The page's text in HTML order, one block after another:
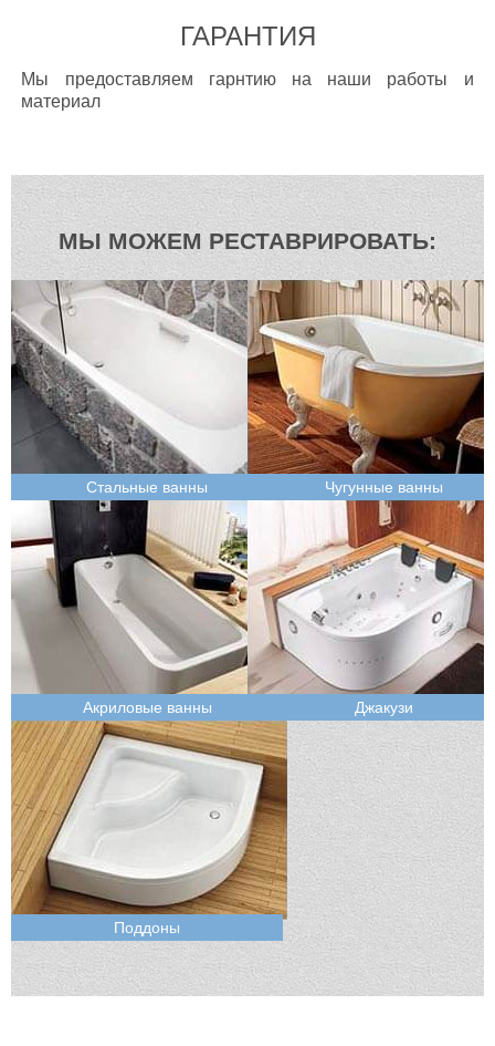
ГАРАНТИЯ
Мы предоставляем гарнтию на наши работы и
материал
МЫ МОЖЕМ РЕСТАВРИРОВАТЬ:
Стальные ванны Чугунные ванны
Акриловые ванны Джакузи
Поддоны